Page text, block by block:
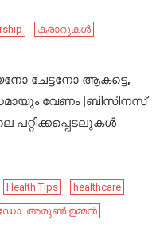
കരാറുകൾ
ചേട്ടനോ ആകട്ടെ,
വേണം |ബിസിനസ്
പറ്റിക്കപ്പെടലുകൾ
Health Tips
healthcare
.അരുൺ ഉമ്മൻ